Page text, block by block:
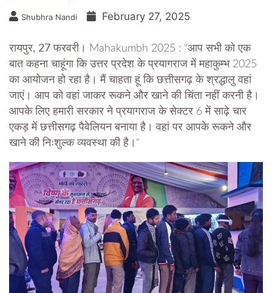
Shubhra Nandi February 27, 2025
रायपुर, 27 फरवरी।
Mahakumbh 2025 : “आप सभी को एक
बात कहना चाहूंगा कि उत्तर प्रदेश के प्रयागराज में महाकुम्भ 2025
का आयोजन हो रहा है। मैं चाहता हूं कि छत्तीसगढ़ के श्रद्धालु वहां
जाएं। आप को वहां जाकर रूकने और खाने की चिंता नहीं करनी है।
आपके लिए हमारी सरकार ने प्रयागराज के सेक्टर 6 में साढ़े चार
एकड़ में छत्तीसगढ़ पैवेलियन बनाया है। वहां पर आपके रूकने और
खाने की निःशुल्क व्यवस्था की है।“